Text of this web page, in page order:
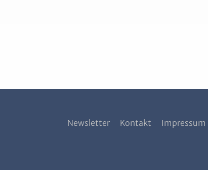
Newsletter Kontakt Impressum